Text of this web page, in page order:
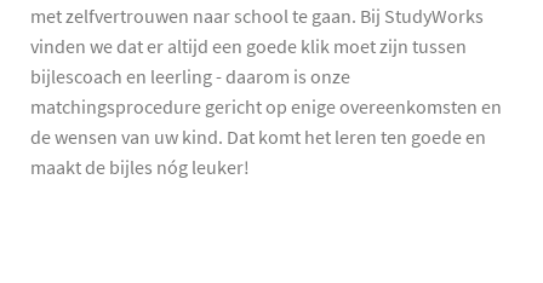
met zelfvertrouwen naar school te gaan. Bij StudyWorks
vinden we dat er altijd een goede klik moet zijn tussen
bijlescoach en leerling - daarom is onze
matchingsprocedure gericht op enige overeenkomsten en
de wensen van uw kind. Dat komt het leren ten goede en
maakt de bijles nóg leuker!